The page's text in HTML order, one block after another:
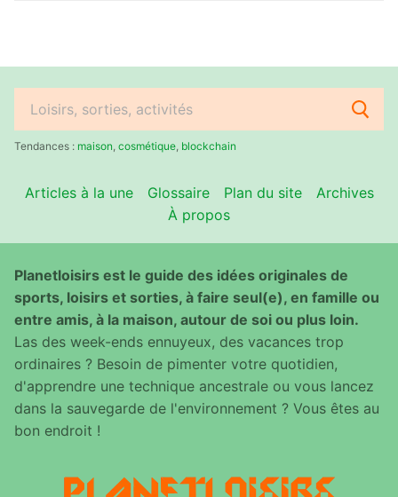
Rechercher
:Tendances : maison cosmétique blockchain
Articles à la une Glossaire Plan du site
Archives
À propos
Planetloisirs est le guide des idées originales de
sports, loisirs et sorties, à faire seul(e), en famille ou
entre amis, à la maison, autour de soi ou plus loin.
Las des week-ends ennuyeux, des vacances trop
ordinaires ? Besoin de pimenter votre quotidien,
d'apprendre une technique ancestrale ou vous lancez
dans la sauvegarde de l'environnement ? Vous êtes au
bon endroit !